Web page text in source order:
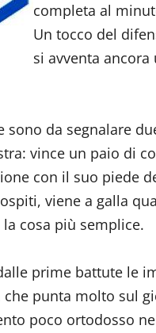
completa al
Un tocco del
si avventa
sono da segnalare
vince un paio di
con il suo piede
viene a galla
cosa più semplice.
prime battute le
punta molto sul
poco ortodosso